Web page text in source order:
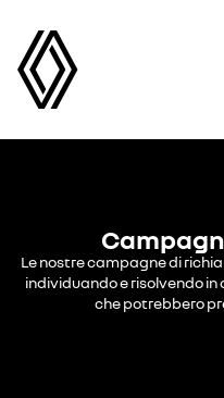
Le nostre campagne di
individuando e risolvendo
che potrebbero